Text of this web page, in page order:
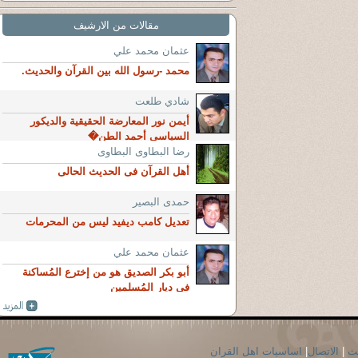
مقالات من الارشيف
عثمان محمد علي
محمد -رسول الله بين القرآن والحديث.
شادي طلعت
أيمن نور المعارضة الحقيقية والديكور
السياسي أحمد الطن�
رضا البطاوى البطاوى
أهل القرآن فى الحديث الحالى
حمدى البصير
تعديل كامب ديفيد ليس من المحرمات
عثمان محمد علي
أبو بكر الصديق هو من إخترع المُساكنة
فى ديار المُسلمين
الاتصال اساسيات اهل القران